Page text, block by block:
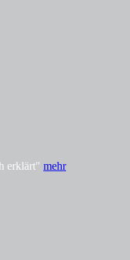
erklärt" mehr